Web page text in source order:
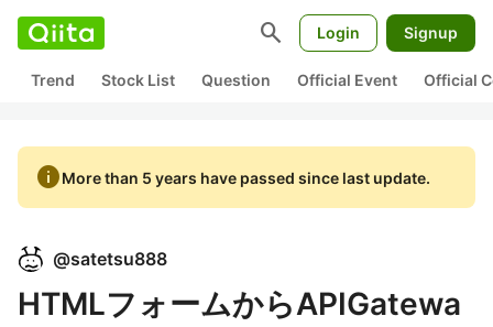
search Login Signup
Trend Stock List Question Official Event Official
infoMore than 5 years have passed since last update.
@satetsu888
HTMLフォームからAPIGatewa